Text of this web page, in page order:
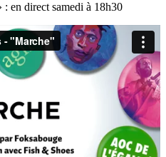
: en direct samedi à 18h30